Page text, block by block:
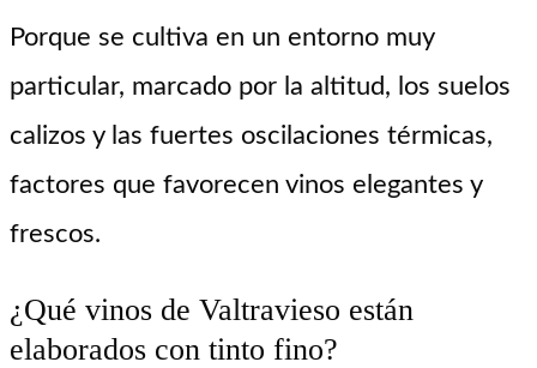
Porque se cultiva en un entorno muy
particular, marcado por la altitud, los suelos
calizos y las fuertes oscilaciones térmicas,
factores que favorecen vinos elegantes y
frescos.
¿Qué vinos de Valtravieso están
elaborados con tinto fino?